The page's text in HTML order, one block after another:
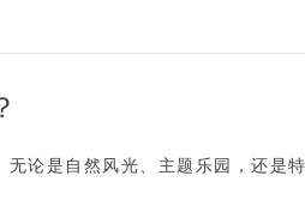
无论是 自然风光、主题乐园，还是